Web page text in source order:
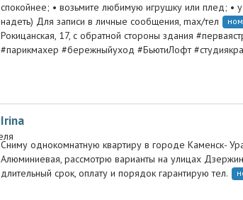
спокойнее; • возьмите любимую игрушку или плед; •
надеть) Для записи в личные сообщения, max/тел
Рокицанская, 17, с обратной стороны здания
#парикмахер #бережныйуход #БьютиЛофт
Irina
Сниму однокомнатную квартиру в городе Каменск-
Алюминиевая, рассмотрю варианты на улицах
длительный срок, оплату и порядок гарантирую тел.